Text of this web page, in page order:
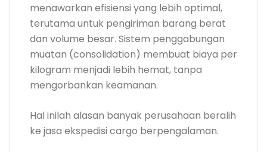
menawarkan efisiensi yang lebih optimal,
terutama untuk pengiriman barang berat
dan volume besar. Sistem penggabungan
muatan (consolidation) membuat biaya per
kilogram menjadi lebih hemat, tanpa
mengorbankan keamanan.
Hal inilah alasan banyak perusahaan beralih
ke jasa ekspedisi cargo berpengalaman.